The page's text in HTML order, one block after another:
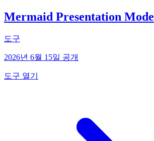
Mermaid Presentation Mode
도구
2026년 6월 15일 공개
도구 열기